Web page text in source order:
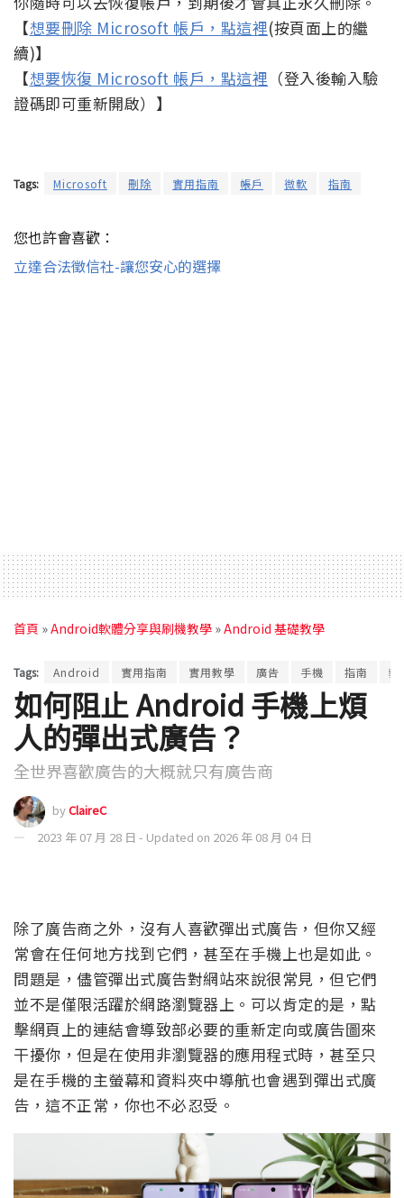
【想要刪除 Microsoft 帳戶，點這裡(按頁面上的繼
續)】
【想要恢復 Microsoft 帳戶，點這裡 （登入後輸入驗
證碼即可重新開啟）】
Tags: Microsoft 刪除 實用指南 帳戶 微軟 指南
您也許會喜歡：
立達合法徵信社-讓您安心的選擇
首頁 »Android軟體分享與刷機教學 »Android 基礎教學
Tags: Android 實用指南 實用教學 廣告 手機 指南 教
如何阻止 Android 手機上煩
人的彈出式廣告？
全世界喜歡廣告的大概就只有廣告商
byClaireC
2023 年 07 月 28 日 - Updated on 2026 年 08 月 04 日
除了廣告商之外，沒有人喜歡彈出式廣告，但你又經
常會在任何地方找到它們，甚至在手機上也是如此。
問題是，儘管彈出式廣告對網站來說很常見，但它們
並不是僅限活躍於網路瀏覽器上。可以肯定的是，點
擊網頁上的連結會導致部必要的重新定向或廣告圖來
干擾你，但是在使用非瀏覽器的應用程式時，甚至只
是在手機的主螢幕和資料夾中導航也會遇到彈出式廣
告，這不正常，你也不必忍受。